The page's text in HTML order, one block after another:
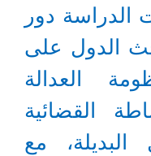
الدراسة دور
الدول على
العدالة
القضائية
مع